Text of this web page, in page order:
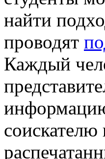
найти
проводят
Каждый
соискателю